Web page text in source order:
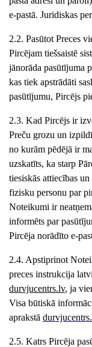
e-pastā. Juridiskas
2.2. Pasūtot Preces
Pircējam tiešsaistē
jānorāda pasūtījuma
kas tiek apstrādāti
pasūtījumu, Pircējs
2.3. Kad Pircējs ir
Preču grozu un
no kurām pēdējā ir
uzskatīts, ka starp
tiesiskās attiecības
fizisku personu par
Noteikumi ir
informēts par
Pircēja norādīto e-
2.4. Apstiprinot
preces instrukcija
durvjucentrs.lv, ja
Visa būtiskā
aprakstā durvjucentrs
2.5. Katrs Pircēja